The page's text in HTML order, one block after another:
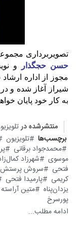
تصویربرداری
حسن حجگذار
و
به کار خود پایان
منتشرشده در
برچسب‌ها
تلویزیون
محمدجواد برقانی
موسوی
شهرزاد
فتحی
سروش پرستش
کریمی
پارمیدا فتحی
یزدان‌پناه
متین آراسته
پورسرخ
ادامه مطلب...